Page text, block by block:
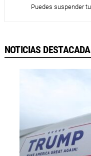
Puedes suspender
NOTICIAS